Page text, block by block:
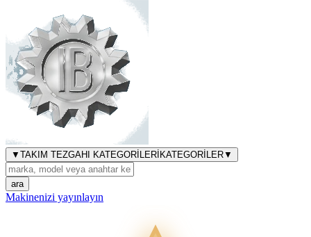
▼ TAKIM TEZGAHI KATEGORİLERİ KATEGORİLER▼
ara
Makinenizi yayınlayın